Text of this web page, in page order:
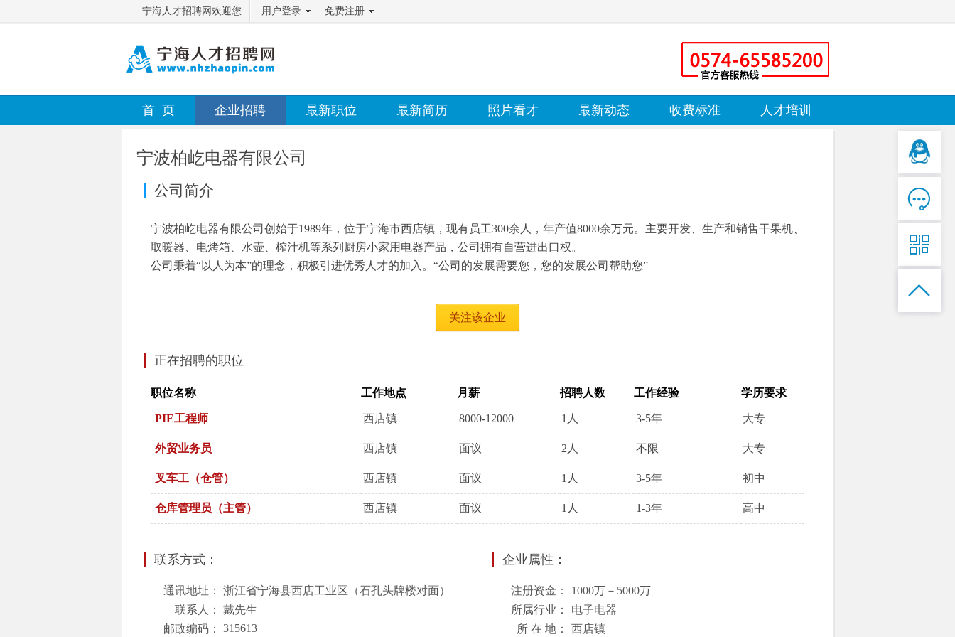
宁海人才招聘网欢迎您 用户登录 免费注册
首 页 企业招聘 最新职位 最新简历 照片看才 最新动态 收费标准 人才培训
宁波柏屹电器有限公司
公司简介
宁波柏屹电器有限公司创始于1989年，位于宁海市西店镇，现有员工300余人，年产值8000余万元。主要开发、生产和销售干果机、
取暖器、电烤箱、水壶、榨汁机等系列厨房小家用电器产品，公司拥有自营进出口权。
公司秉着“以人为本”的理念，积极引进优秀人才的加入。“公司的发展需要您，您的发展公司帮助您”
关注该企业
正在招聘的职位
职位名称 工作地点 月薪 招聘人数 工作经验 学历要求
PIE工程师 西店镇 8000-12000 1人 3-5年 大专
外贸业务员 西店镇 面议 2人 不限 大专
叉车工（仓管） 西店镇 面议 1人 3-5年 初中
仓库管理员（主管） 西店镇 面议 1人 1-3年 高中
联系方式：
通讯地址：
浙江省宁海县西店工业区（石孔头牌楼对面）
联系人：
戴先生
邮政编码：
315613
企业属性：
注册资金：
1000万－5000万
所属行业：
电子电器
所 在 地：
西店镇


